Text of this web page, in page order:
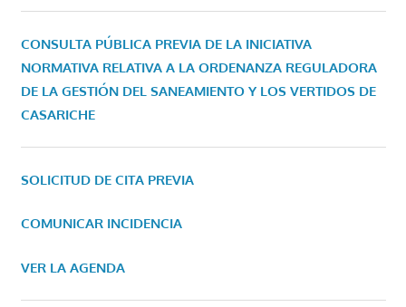
CONSULTA PÚBLICA PREVIA DE LA INICIATIVA
NORMATIVA RELATIVA A LA ORDENANZA REGULADORA
DE LA GESTIÓN DEL SANEAMIENTO Y LOS VERTIDOS DE
CASARICHE
SOLICITUD DE CITA PREVIA
COMUNICAR INCIDENCIA
VER LA AGENDA